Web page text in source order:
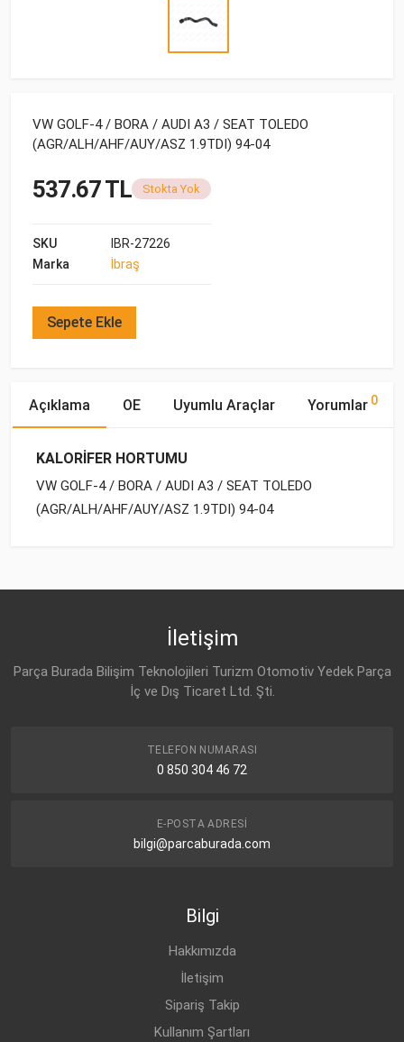
VW GOLF-4 / BORA / AUDI A3 / SEAT TOLEDO
(AGR/ALH/AHF/AUY/ASZ 1.9TDI) 94-04
537.67 TL Stokta Yok
SKU
IBR-27226
Marka
İbraş
Sepete Ekle
Açıklama OE Uyumlu Araçlar Yorumlar 0
KALORİFER HORTUMU
VW GOLF-4 / BORA / AUDI A3 / SEAT TOLEDO
(AGR/ALH/AHF/AUY/ASZ 1.9TDI) 94-04
VW
İletişim
Parça Burada Bilişim Teknolojileri Turizm Otomotiv Yedek Parça
İç ve Dış Ticaret Ltd. Şti.
TELEFON NUMARASI
0 850 304 46 72
E-POSTA ADRESI
bilgi@parcaburada.com
Bilgi
Hakkımızda
İletişim
Sipariş Takip
Kullanım Şartları